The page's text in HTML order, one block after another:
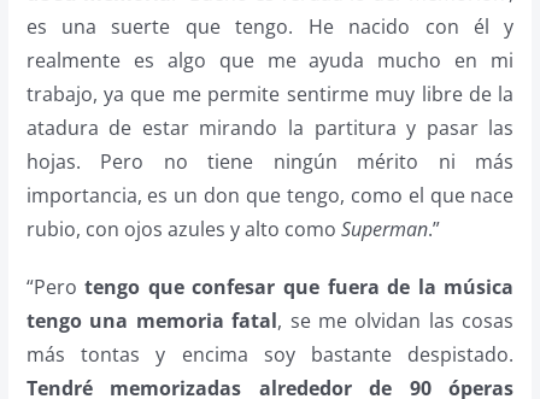
es una suerte que tengo. He nacido con él y
realmente es algo que me ayuda mucho en mi
trabajo, ya que me permite sentirme muy libre de la
atadura de estar mirando la partitura y pasar las
hojas. Pero no tiene ningún mérito ni más
importancia, es un don que tengo, como el que nace
rubio, con ojos azules y alto como Superman.”
“Perotengo que confesar que fuera de la música
tengo una memoria fatal, se me olvidan las cosas
más tontas y encima soy bastante despistado.
Tendré memorizadas alrededor de 90 óperas